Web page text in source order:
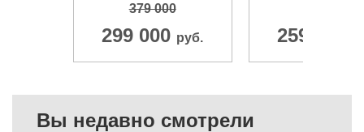
379 000
299 000 руб. 259 000
Вы недавно смотрели